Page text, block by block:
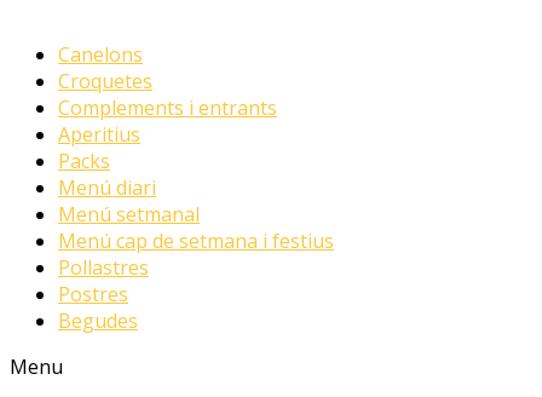
Canelons
Croquetes
Complements i entrants
Aperitius
Packs
Menú diari
Menú setmanal
Menú cap de setmana i festius
Pollastres
Postres
Begudes
Menu